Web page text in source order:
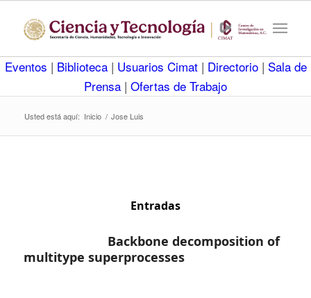
Eventos | Biblioteca | Usuarios Cimat | Directorio | Sala de
Prensa | Ofertas de Trabajo
Usted está aquí: Inicio / Jose Luis
Entradas
Backbone decomposition of
multitype superprocesses